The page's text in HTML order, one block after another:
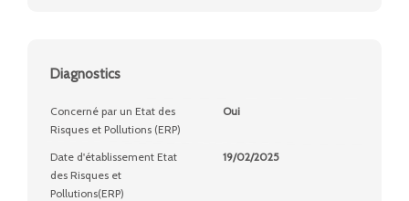
Diagnostics
Concerné par un Etat des
Risques et Pollutions (ERP)
Oui
Date d'établissement Etat
des Risques et
Pollutions(ERP)
19/02/2025